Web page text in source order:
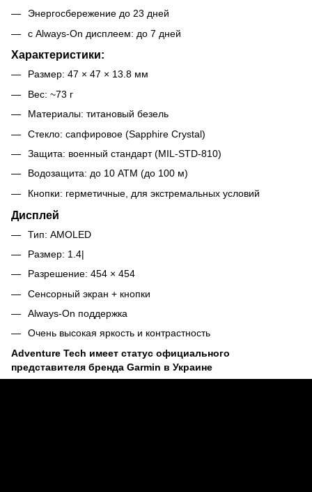
Энергосбережение до 23 дней
с Always-On дисплеем: до 7 дней
Характеристики:
Размер: 47 × 47 × 13.8 мм
Вес: ~73 г
Материалы: титановый безель
Стекло: сапфировое (Sapphire Crystal)
Защита: военный стандарт (MIL-STD-810)
Водозащита: до 10 ATM (до 100 м)
Кнопки: герметичные, для экстремальных условий
Дисплей
Тип: AMOLED
Размер: 1.4|
Разрешение: 454 × 454
Сенсорный экран + кнопки
Always-On поддержка
Очень высокая яркость и контрастность
Adventure Tech имеет статус официального
представителя бренда Garmin в Украине